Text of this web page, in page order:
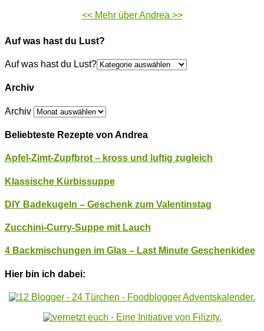
<< Mehr über Andrea >>
Auf was hast du Lust?
Auf was hast du Lust?
Archiv
Archiv
Beliebteste Rezepte von Andrea
Apfel-Zimt-Zupfbrot – kross und luftig zugleich
Klassische Kürbissuppe
DIY Badekugeln – Geschenk zum Valentinstag
Zucchini-Curry-Suppe mit Lauch
4 Backmischungen im Glas – Last Minute Geschenkidee
Hier bin ich dabei: